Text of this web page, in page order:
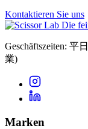
Kontaktieren Sie uns
Die
Geschäftszeiten: 平
業)
Marken